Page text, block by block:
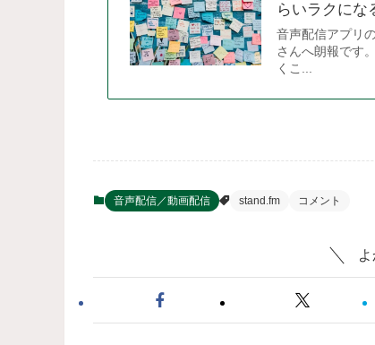
らいラクにな
音声配信アプリ
さんへ朗報です
くこ...
音声配信／動画配信 stand.fm コメント